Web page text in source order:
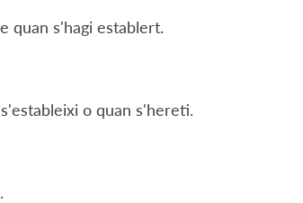
quan s'hagi establert.
o quan s'hereti.